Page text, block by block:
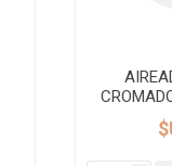
Bañeras,